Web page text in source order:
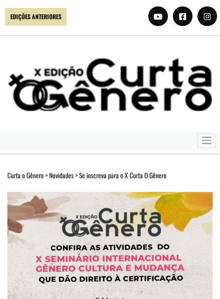
EDIÇÕES ANTERIORES
Curta o Gênero>Novidades>Se inscreva para o X Curta O Gênero